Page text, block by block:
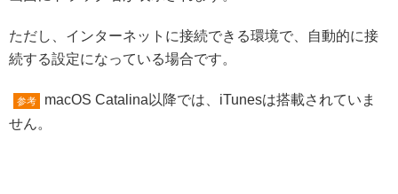
ただし、インターネットに接続できる環境で、自動的に接
続する設定になっている場合です。
参考
macOS Catalina以降では、iTunesは搭載されていま
せん。